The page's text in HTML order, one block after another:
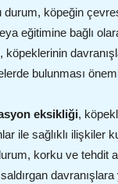
durum, köpeğin
eğitimine bağlı
bulunması
eksikliği,
ile sağlıklı ilişkiler
korku ve tehdit
davranışlara